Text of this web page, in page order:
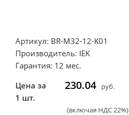
Артикул: BR-M32-12-K01
Производитель: IEK
Гарантия: 12 мес.
Цена за
1 шт.
230.04 руб.
(включая НДС 22%)